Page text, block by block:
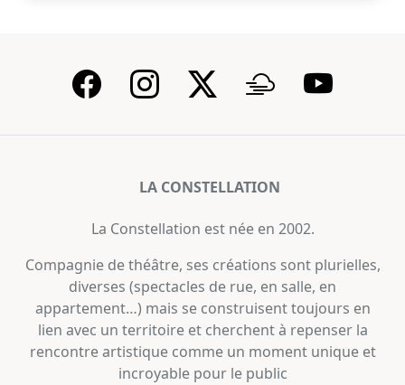
LA CONSTELLATION
La Constellation est née en 2002.
Compagnie de théâtre, ses créations sont plurielles,
diverses (spectacles de rue, en salle, en
appartement…) mais se construisent toujours en
lien avec un territoire et cherchent à repenser la
rencontre artistique comme un moment unique et
incroyable pour le public